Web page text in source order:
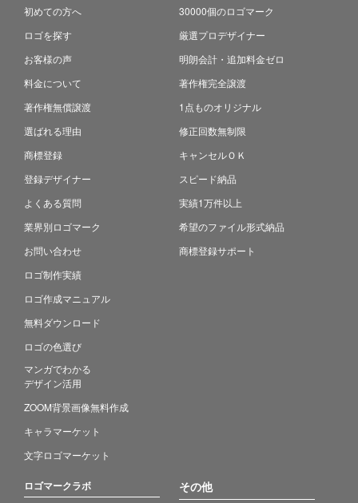
初めての方へ
ロゴを探す
お客様の声
料金について
著作権無償譲渡
選ばれる理由
商標登録
登録デザイナー
よくある質問
業界別ロゴマーク
お問い合わせ
ロゴ制作実績
ロゴ作成マニュアル
無料ダウンロード
ロゴの色選び
マンガでわかる
デザイン活用
ZOOM背景画像無料作成
キャラマーケット
文字ロゴマーケット
30000個のロゴマーク
厳選プロデザイナー
明朗会計・追加料金ゼロ
著作権完全譲渡
1点ものオリジナル
修正回数無制限
キャンセルＯＫ
スピード納品
実績1万件以上
希望のファイル形式納品
商標登録サポート
ロゴマークラボ その他